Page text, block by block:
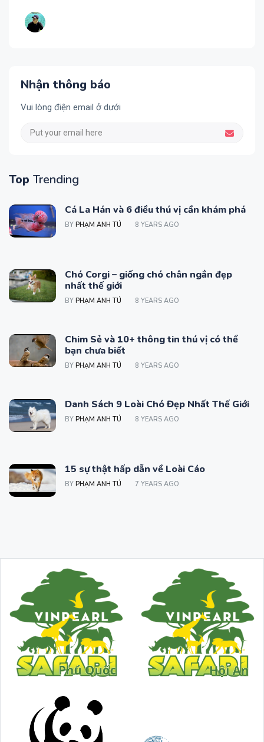
Nhận thông báo
Vui lòng điện email ở dưới
Top Trending
Cá La Hán và 6 điều thú vị cần khám phá
BY PHẠM ANH TÚ 8 YEARS AGO
Chó Corgi – giống chó chân ngắn đẹp
nhất thế giới
BY PHẠM ANH TÚ 8 YEARS AGO
Chim Sẻ và 10+ thông tin thú vị có thể
bạn chưa biết
BY PHẠM ANH TÚ 8 YEARS AGO
Danh Sách 9 Loài Chó Đẹp Nhất Thế Giới
BY PHẠM ANH TÚ 8 YEARS AGO
15 sự thật hấp dẫn về Loài Cáo
BY PHẠM ANH TÚ 7 YEARS AGO